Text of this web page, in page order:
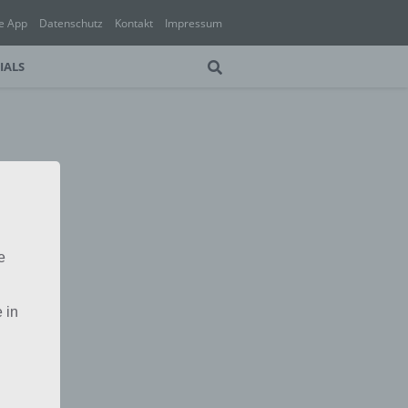
App Datenschutz Kontakt Impressum
in